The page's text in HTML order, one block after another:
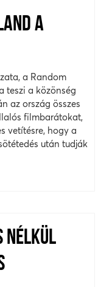
A
a Random
teszi a közönség
az ország összes
filmbarátokat,
vetítésre, hogy a
után tudják
NÉLKÜL